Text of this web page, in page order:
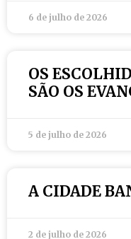
6 de julho de 2026
OS
SÃO OS
5 de julho de 2026
A CIDADE
2 de julho de 2026